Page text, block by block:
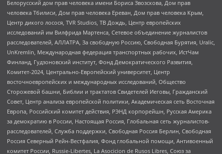
Белорусский дом прав человека имени Бориса Звозскова, Дом прав
человека Тбилиси, Дом прав человека Ереван, Дом прав человека Крым,
Центр дикого лосося, TVR Studios, ТВ Дождь, Центр европейских
исследований им Вилфрида Мартенса, Сетевое объединение журналистов
расследователей, АЛЛАТРА, За свободную Россию, Свободная Бурятия, Uralic,
UnKremlin, Международная федерация транспортных рабочих, ИстЧам
Финланд, Гудзоновский институт, Фонд Демократического Развития,
Комитет-2024, Центрально-Европейский университет, Центр
восточноевропейских и международных исследований, Общество
Сторожевой башни, Библии и трактатов Свидетелей Иеговы, Гражданский
Совет, Центр анализа европейской политики, Академическая сеть Восточная
Европа, Российский комитет действия, РЭНД корпорейшн, Русская Америка
за демократию в России, Настоящая Россия, Глобальная сеть журналистов-
расследователей, Служба поддержки, Свободная Россия Берлин, Свободная
Россия Северный Рейн-Вестфалия, Фонд глобальной помощи, Антивоенный
комитет России, Russie-Libertes, La Asocicion de Rusos Libres, Союз за